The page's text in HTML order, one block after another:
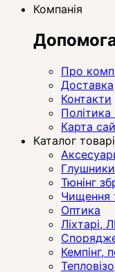
Компанія
Про
Доставка
Контакти
Політика
Карта
Каталог
Глушники
Тюнінг
Чищення
Оптика
Ліхтарі,
Кемпінг,